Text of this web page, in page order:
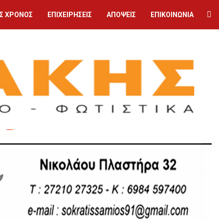
ΧΡΟΝΟΣ ΕΠΙΧΕΙΡΗΣΕΙΣ ΑΠΟΨΕΙΣ ΕΠΙΚΟΙΝΩΝΙΑ